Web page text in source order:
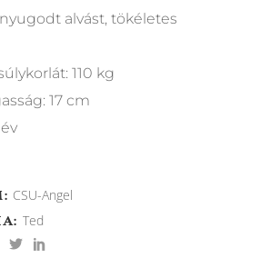
alvást, tökéletes
110 kg
17 cm
CSU-Angel
Ted